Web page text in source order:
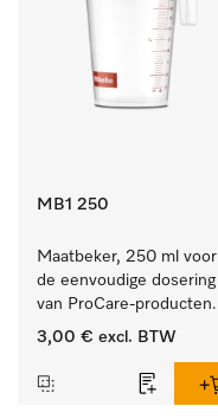
MB1 250
Maatbeker, 250 ml voor
de eenvoudige dosering
van ProCare-producten.
3,00 € excl. BTW